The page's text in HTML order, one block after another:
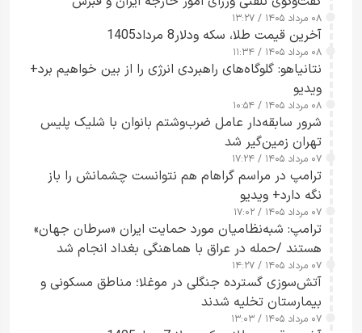
۰۸ مرداد ۱۴۰۵ / ۱۳:۲۷
آخرین قیمت طلا، سکه ودلار8 مرداد1405
۰۸ مرداد ۱۴۰۵ / ۱۱:۳۴
نتانیاهو: گلوگاه‌های راهبردی انرژی را از بین خواهیم برد+
ویدیو
۰۸ مرداد ۱۴۰۵ / ۱۰:۵۴
شرور سابقه‌دار عامل ضرب‌وشتم بانوان با شلیک پلیس
تهران زمین‌گیر شد
۰۷ مرداد ۱۴۰۵ / ۱۷:۲۴
ترامپ در مراسم گراهام هم نتوانست چشمانش را باز
نگه دارد+ ویدیو
۰۷ مرداد ۱۴۰۵ / ۱۷:۰۲
ترامپ: شبه‌نظامیان مورد حمایت ایران «سرطان جهان»
هستند /حمله در عراق با هماهنگی بغداد انجام شد
۰۷ مرداد ۱۴۰۵ / ۱۴:۲۷
آتش‌سوزی گسترده جنگلی در موغلا؛ مناطق مسکونی و
بیمارستان تخلیه شدند
۰۷ مرداد ۱۴۰۵ / ۱۳:۰۳